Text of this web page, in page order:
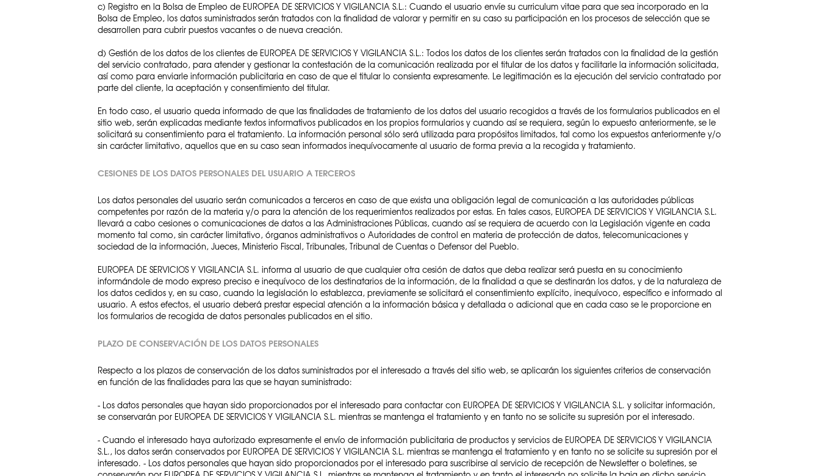
c) Registro en la Bolsa de Empleo de EUROPEA DE SERVICIOS Y VIGILANCIA S.L.: Cuando el usuario envíe su curriculum vitae para que sea incorporado en la
Bolsa de Empleo, los datos suministrados serán tratados con la finalidad de valorar y permitir en su caso su participación en los procesos de selección que se
desarrollen para cubrir puestos vacantes o de nueva creación.
d) Gestión de los datos de los clientes de EUROPEA DE SERVICIOS Y VIGILANCIA S.L.: Todos los datos de los clientes serán tratados con la finalidad de la gestión
del servicio contratado, para atender y gestionar la contestación de la comunicación realizada por el titular de los datos y facilitarle la información solicitada,
así como para enviarle información publicitaria en caso de que el titular lo consienta expresamente. Le legitimación es la ejecución del servicio contratado por
parte del cliente, la aceptación y consentimiento del titular.
En todo caso, el usuario queda informado de que las finalidades de tratamiento de los datos del usuario recogidos a través de los formularios publicados en el
sitio web, serán explicadas mediante textos informativos publicados en los propios formularios y cuando así se requiera, según lo expuesto anteriormente, se le
solicitará su consentimiento para el tratamiento. La información personal sólo será utilizada para propósitos limitados, tal como los expuestos anteriormente y/o
sin carácter limitativo, aquellos que en su caso sean informados inequívocamente al usuario de forma previa a la recogida y tratamiento.
CESIONES DE LOS DATOS PERSONALES DEL USUARIO A TERCEROS
Los datos personales del usuario serán comunicados a terceros en caso de que exista una obligación legal de comunicación a las autoridades públicas
competentes por razón de la materia y/o para la atención de los requerimientos realizados por estas. En tales casos, EUROPEA DE SERVICIOS Y VIGILANCIA S.L.
llevará a cabo cesiones o comunicaciones de datos a las Administraciones Públicas, cuando así se requiera de acuerdo con la Legislación vigente en cada
momento tal como, sin carácter limitativo, órganos administrativos o Autoridades de control en materia de protección de datos, telecomunicaciones y
sociedad de la información, Jueces, Ministerio Fiscal, Tribunales, Tribunal de Cuentas o Defensor del Pueblo.
EUROPEA DE SERVICIOS Y VIGILANCIA S.L. informa al usuario de que cualquier otra cesión de datos que deba realizar será puesta en su conocimiento
informándole de modo expreso preciso e inequívoco de los destinatarios de la información, de la finalidad a que se destinarán los datos, y de la naturaleza de
los datos cedidos y, en su caso, cuando la legislación lo establezca, previamente se solicitará el consentimiento explícito, inequívoco, específico e informado al
usuario. A estos efectos, el usuario deberá prestar especial atención a la información básica y detallada o adicional que en cada caso se le proporcione en
los formularios de recogida de datos personales publicados en el sitio.
PLAZO DE CONSERVACIÓN DE LOS DATOS PERSONALES
Respecto a los plazos de conservación de los datos suministrados por el interesado a través del sitio web, se aplicarán los siguientes criterios de conservación
en función de las finalidades para las que se hayan suministrado:
- Los datos personales que hayan sido proporcionados por el interesado para contactar con EUROPEA DE SERVICIOS Y VIGILANCIA S.L. y solicitar información,
se conservarán por EUROPEA DE SERVICIOS Y VIGILANCIA S.L. mientras se mantenga el tratamiento y en tanto no se solicite su supresión por el interesado.
- Cuando el interesado haya autorizado expresamente el envío de información publicitaria de productos y servicios de EUROPEA DE SERVICIOS Y VIGILANCIA
S.L., los datos serán conservados por EUROPEA DE SERVICIOS Y VIGILANCIA S.L. mientras se mantenga el tratamiento y en tanto no se solicite su supresión por el
interesado. - Los datos personales que hayan sido proporcionados por el interesado para suscribirse al servicio de recepción de Newsletter o boletines, se